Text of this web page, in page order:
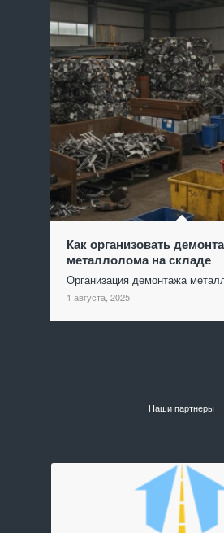
Как организовать
металлолома на складе
Организация демонтажа
1 августа, 2025
Наши партнеры